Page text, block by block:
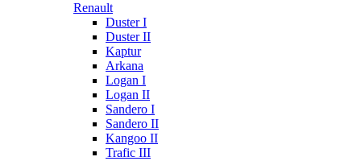
Renault
Duster I
Duster II
Kaptur
Arkana
Logan I
Logan II
Sandero I
Sandero II
Kangoo II
Trafic III